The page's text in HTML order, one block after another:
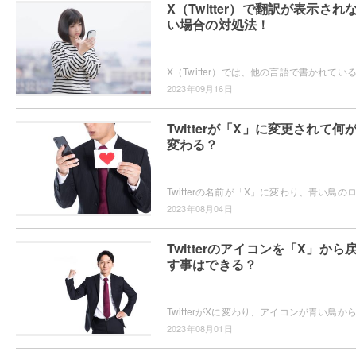
X（Twitter）で翻訳が表示され
い場合の対処法！
2023年09月16日
Twitterが「X」に変更されて何
変わる？
2023年08月04日
Twitterのアイコンを「X」から
す事はできる？
2023年08月01日